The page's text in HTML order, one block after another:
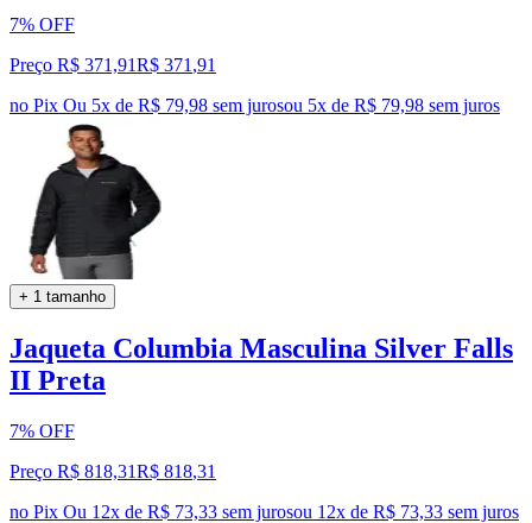
7% OFF
Preço R$ 371,91R$ 371 ,91
no Pix Ou 5x de R$ 79,98 sem jurosou 5x de R$ 79,98 sem juros
+ 1 tamanho
Jaqueta Columbia Masculina Silver Falls
II Preta
7% OFF
Preço R$ 818,31R$ 818,31
no Pix Ou 12x de R$ 73,33 sem jurosou 12x de R$ 73,33 sem juros